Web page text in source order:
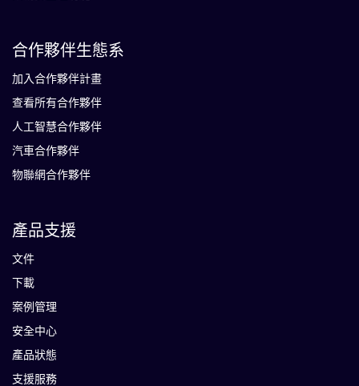
合作夥伴生態系
加入合作夥伴計畫
查看所有合作夥伴
人工智慧合作夥伴
汽車合作夥伴
物聯網合作夥伴
產品支援
文件
下載
案例管理
安全中心
產品狀態
支援服務